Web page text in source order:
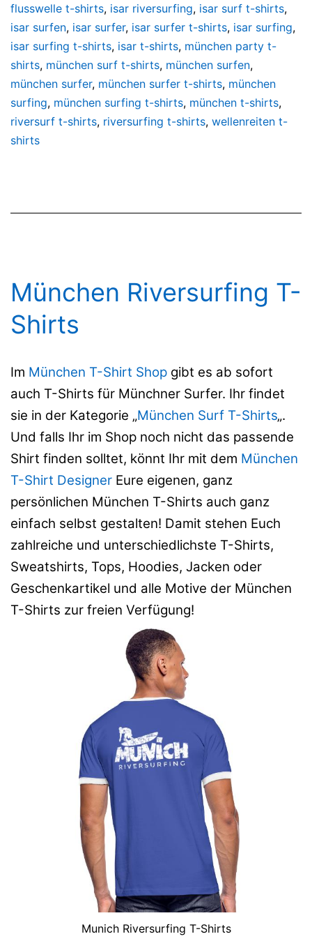
flusswelle t-shirts, isar riversurfing, isar surf t-shirts,
isar surfen, isar surfer, isar surfer t-shirts, isar surfing,
isar surfing t-shirts, isar t-shirts, münchen party t-
shirts, münchen surf t-shirts, münchen surfen,
münchen surfer, münchen surfer t-shirts, münchen
surfing, münchen surfing t-shirts, münchen t-shirts,
riversurf t-shirts, riversurfing t-shirts, wellenreiten t-
shirts
München Riversurfing T-
Shirts
Im München T-Shirt Shop gibt es ab sofort
auch T-Shirts für Münchner Surfer. Ihr findet
sie in der Kategorie „München Surf T-Shirts„.
Und falls Ihr im Shop noch nicht das passende
Shirt finden solltet, könnt Ihr mit dem München
T-Shirt Designer Eure eigenen, ganz
persönlichen München T-Shirts auch ganz
einfach selbst gestalten! Damit stehen Euch
zahlreiche und unterschiedlichste T-Shirts,
Sweatshirts, Tops, Hoodies, Jacken oder
Geschenkartikel und alle Motive der München
T-Shirts zur freien Verfügung!
Munich Riversurfing T-Shirts